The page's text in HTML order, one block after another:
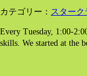
カテゴリー： スターク
Every Tuesday, 1:00-
skills. We started at the